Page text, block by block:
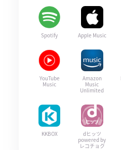
Spotify Apple Music
YouTube
Music
Amazon
Music
Unlimited
KKBOX
dヒッツ
powered by
レコチョク